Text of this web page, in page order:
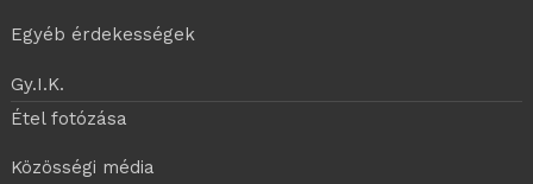
Egyéb érdekességek
Gy.I.K.
Étel fotózása
Közösségi média